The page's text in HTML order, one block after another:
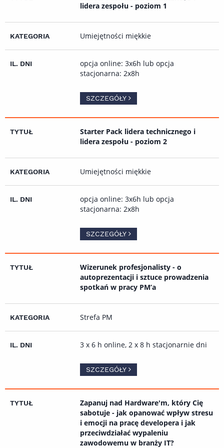
lidera zespołu - poziom 1
Umiejętności miękkie
opcja online: 3x6h lub opcja
stacjonarna: 2x8h
SZCZEGÓŁY
Starter Pack lidera technicznego i
lidera zespołu - poziom 2
Umiejętności miękkie
opcja online: 3x6h lub opcja
stacjonarna: 2x8h
SZCZEGÓŁY
Wizerunek profesjonalisty - o
autoprezentacji i sztuce prowadzenia
spotkań w pracy PM’a
Strefa PM
3 x 6 h online, 2 x 8 h stacjonarnie dni
SZCZEGÓŁY
Zapanuj nad Hardware'm, który Cię
sabotuje - jak opanować wpływ stresu
i emocji na pracę developera i jak
przeciwdziałać wypaleniu
zawodowemu w branży IT?